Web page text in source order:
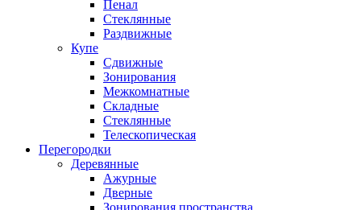
Пенал
Стеклянные
Раздвижные
Купе
Сдвижные
Зонирования
Межкомнатные
Складные
Стеклянные
Телескопическая
Перегородки
Деревянные
Ажурные
Дверные
Зонирования пространства